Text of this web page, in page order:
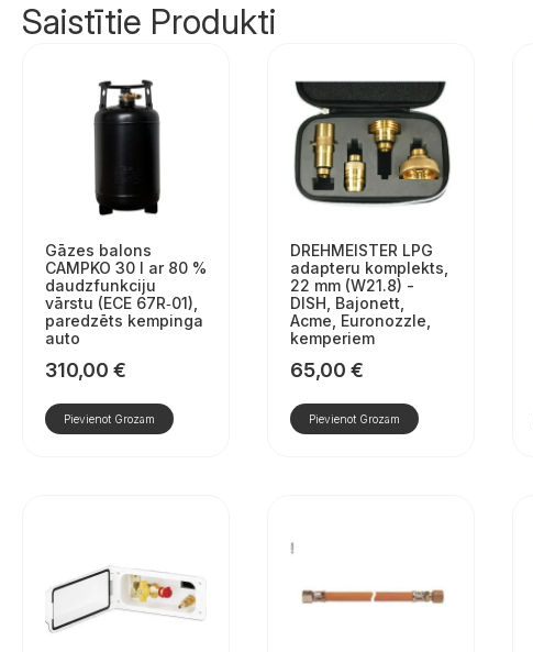
Saistītie Produkti
Gāzes balons
CAMPKO 30 l ar 80 %
daudzfunkciju
vārstu (ECE 67R‑01),
paredzēts kempinga
auto
310,00 €
Pievienot Grozam
DREHMEISTER LPG
adapteru komplekts,
22 mm (W21.8) -
DISH, Bajonett,
Acme, Euronozzle,
kemperiem
65,00 €
Pievienot Grozam